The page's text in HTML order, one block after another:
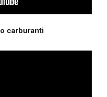
carburanti